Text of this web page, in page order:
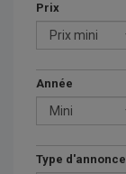
Prix
Année
Type d'annonce